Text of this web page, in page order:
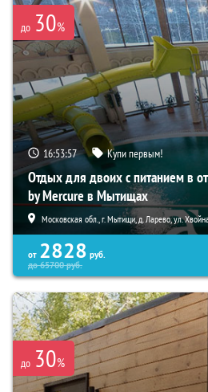
до 30%
16:53:56 Купи первым!
Отдых для двоих с питанием в
by Mercure в Мытищах
Московская обл., г. Мытищи, д. Ларево, ул.
от 2828 руб.
до65700руб.
до 30%